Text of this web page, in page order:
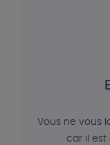
Vous ne vous
car il est